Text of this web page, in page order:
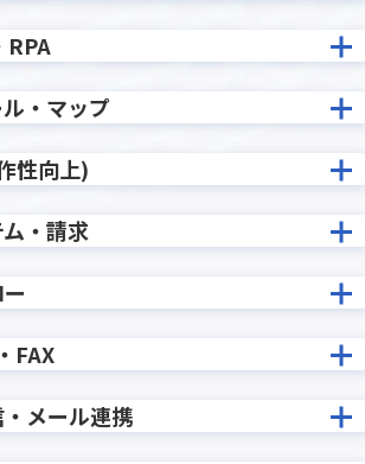
RPA
・マップ
性向上)
・請求
FAX
メール連携